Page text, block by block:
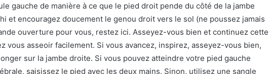
gauche de manière à ce que le pied droit pende du côté de la jambe
et encouragez doucement le genou droit vers le sol (ne poussez jamais
ouverture pour vous, restez ici. Asseyez-vous bien et continuez cette
vous asseoir facilement. Si vous avancez, inspirez, asseyez-vous bien,
sur la jambe droite. Si vous pouvez atteindre votre pied gauche
saisissez le pied avec les deux mains. Sinon, utilisez une sangle